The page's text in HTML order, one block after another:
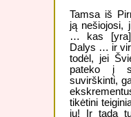
Tamsa iš
ją nešiojosi,
… kas [yra]
Dalys … ir
todėl, jei
pateko į
suvirškinti,
tikėtini
jų! Ir tada